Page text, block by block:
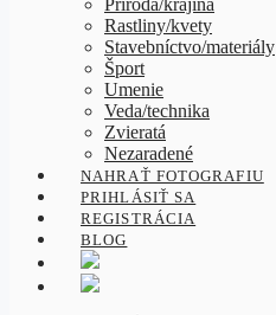
Príroda/krajina
Rastliny/kvety
Stavebníctvo/materiály
Šport
Umenie
Veda/technika
Zvieratá
Nezaradené
NAHRAŤ FOTOGRAFIU
PRIHLÁSIŤ SA
REGISTRÁCIA
BLOG